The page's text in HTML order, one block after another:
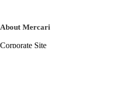
About Mercari
Corporate Site